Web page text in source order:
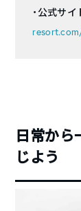
・公式サイ
日常から
じよう